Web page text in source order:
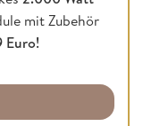
mit Zubehör
Euro!